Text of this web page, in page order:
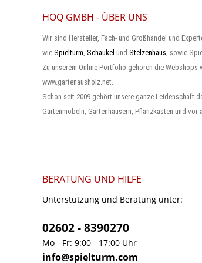
HOQ GMBH - ÜBER UNS
Wir sind Hersteller, Fach- und Großhandel und
wie Spielturm Schaukel und Stelzenhaus , sowie
Zu unserem Online-Portfolio gehören die Webshops
www.gartenausholz.net.
Schon seit 2009 gehört unsere ganze Leidenschaft
Gartenmöbeln, Gartenhäusern, Pflanzkästen und
BERATUNG UND HILFE
Unterstützung und Beratung unter:
02602 - 8390270
Mo - Fr: 9:00 - 17:00 Uhr
info@spielturm.com